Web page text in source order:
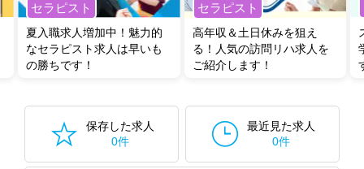
セラピスト
夏入職求人増加中！魅力的
なセラピスト求人は早いも
の勝ちです！
セラピスト
高年収＆土日休みを狙え
る！人気の訪問リハ求人を
ご紹介します！
保存した求人
0件
最近見た求人
0件